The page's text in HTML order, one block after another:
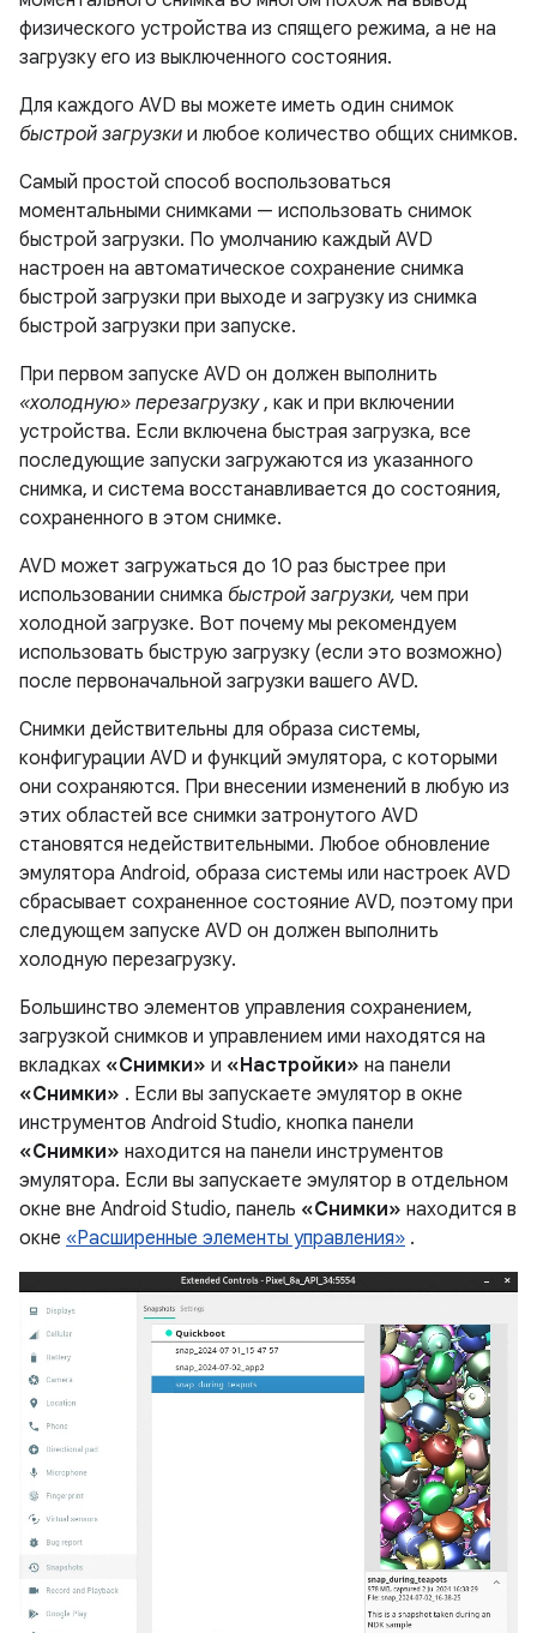
физического устройства из спящего режима, а не на
загрузку его из выключенного состояния.
Для каждого AVD вы можете иметь один снимок
быстрой загрузки и любое количество общих снимков.
Самый простой способ воспользоваться
моментальными снимками — использовать снимок
быстрой загрузки. По умолчанию каждый AVD
настроен на автоматическое сохранение снимка
быстрой загрузки при выходе и загрузку из снимка
быстрой загрузки при запуске.
При первом запуске AVD он должен выполнить
«холодную» перезагрузку, как и при включении
устройства. Если включена быстрая загрузка, все
последующие запуски загружаются из указанного
снимка, и система восстанавливается до состояния,
сохраненного в этом снимке.
AVD может загружаться до 10 раз быстрее при
использовании снимка быстрой загрузки, чем при
холодной загрузке. Вот почему мы рекомендуем
использовать быструю загрузку (если это возможно)
после первоначальной загрузки вашего AVD.
Снимки действительны для образа системы,
конфигурации AVD и функций эмулятора, с которыми
они сохраняются. При внесении изменений в любую из
этих областей все снимки затронутого AVD
становятся недействительными. Любое обновление
эмулятора Android, образа системы или настроек AVD
сбрасывает сохраненное состояние AVD, поэтому при
следующем запуске AVD он должен выполнить
холодную перезагрузку.
Большинство элементов управления сохранением,
загрузкой снимков и управлением ими находятся на
вкладках «Снимки» и «Настройки» на панели
«Снимки» . Если вы запускаете эмулятор в окне
инструментов Android Studio, кнопка панели
«Снимки» находится на панели инструментов
эмулятора. Если вы запускаете эмулятор в отдельном
окне вне Android Studio, панель «Снимки» находится в
окне «Расширенные элементы управления» .